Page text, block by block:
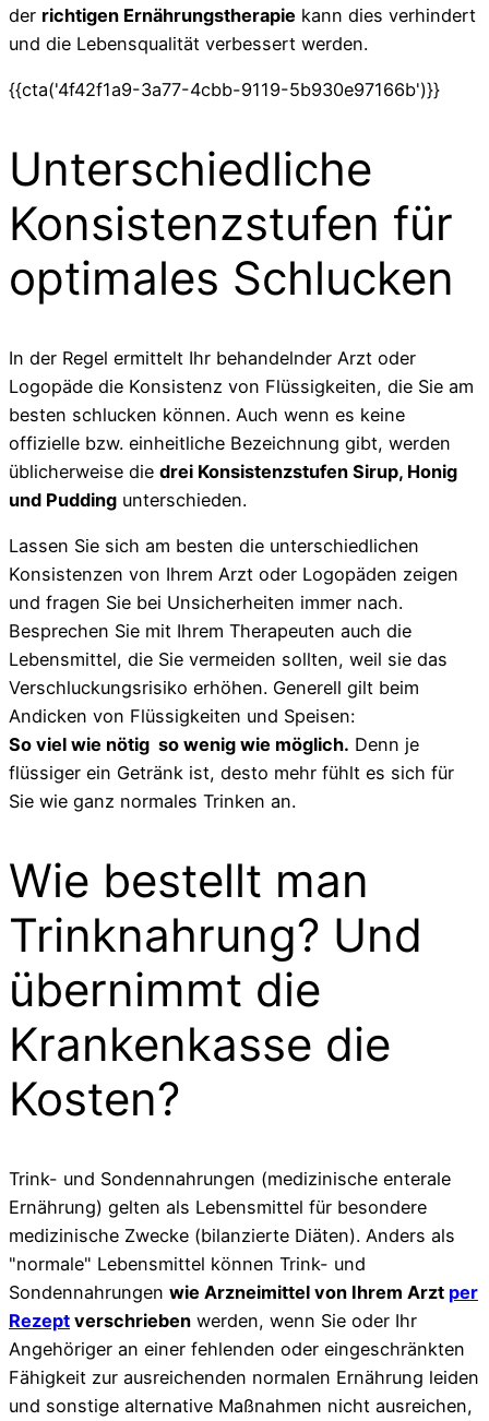
der richtigen Ernährungstherapie kann dies verhindert
und die Lebensqualität verbessert werden.
{{cta('4f42f1a9-3a77-4cbb-9119-5b930e97166b')}}
Unterschiedliche
Konsistenzstufen für
optimales Schlucken
In der Regel ermittelt Ihr behandelnder Arzt oder
Logopäde die Konsistenz von Flüssigkeiten, die Sie am
besten schlucken können. Auch wenn es keine
offizielle bzw. einheitliche Bezeichnung gibt, werden
üblicherweise die drei Konsistenzstufen Sirup, Honig
und Pudding unterschieden.
Lassen Sie sich am besten die unterschiedlichen
Konsistenzen von Ihrem Arzt oder Logopäden zeigen
und fragen Sie bei Unsicherheiten immer nach.
Besprechen Sie mit Ihrem Therapeuten auch die
Lebensmittel, die Sie vermeiden sollten, weil sie das
Verschluckungsrisiko erhöhen. Generell gilt beim
Andicken von Flüssigkeiten und Speisen:
So viel wie nötig  so wenig wie möglich. Denn je
flüssiger ein Getränk ist, desto mehr fühlt es sich für
Sie wie ganz normales Trinken an.
Wie bestellt man
Trinknahrung? Und
übernimmt die
Krankenkasse die
Kosten?
Trink- und Sondennahrungen (medizinische enterale
Ernährung) gelten als Lebensmittel für besondere
medizinische Zwecke (bilanzierte Diäten). Anders als
"normale" Lebensmittel können Trink- und
Sondennahrungen wie Arzneimittel von Ihrem Arzt per
Rezept verschrieben werden, wenn Sie oder Ihr
Angehöriger an einer fehlenden oder eingeschränkten
Fähigkeit zur ausreichenden normalen Ernährung leiden
und sonstige alternative Maßnahmen nicht ausreichen,